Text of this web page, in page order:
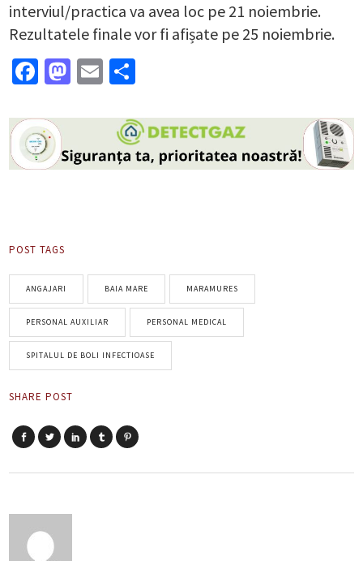
interviul/practica va avea loc pe 21 noiembrie.
Rezultatele finale vor fi afișate pe 25 noiembrie.
Facebook
Mastodon
Email
POST TAGS
ANGAJARI BAIA MARE MARAMURES
PERSONAL AUXILIAR PERSONAL MEDICAL
SPITALUL DE BOLI INFECTIOASE
SHARE POST